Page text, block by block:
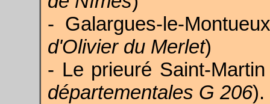
- Galargues-le-
d'Olivier du Merlet)
- Le prieuré Saint-
départementales G 206).